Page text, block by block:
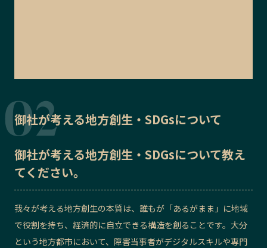
御社が考える地方創生・SDGsについて
御社が考える地方創生・SDGsについて教え
てください。
我々が考える地方創生の本質は、誰もが「あるがまま」に地域
で役割を持ち、経済的に自立できる構造を創ることです。大分
という地方都市において、障害当事者がデジタルスキルや専門